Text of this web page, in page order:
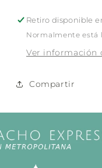
Agua
Micelar
ml
ml
Retiro disponible
Normalmente está
Ver información
Compartir